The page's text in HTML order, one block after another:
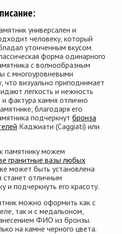
универсален и
человеку, который
утонченным вкусом.
форма одинарного
с волнообразным
с многоуровневыми
что визуально приподнимает
легкость и нежность
фактура камня отлично
благодаря его
подчеркнут бронза
Каджиати (Caggiati) или
памятнику можем
гранитные вазы любых
может быть установлена
станет отличным
и подчеркнуть его красоту.
можно оформить как с
так и с медальоном,
ФИО из бронзы.
на камне черного цвета.